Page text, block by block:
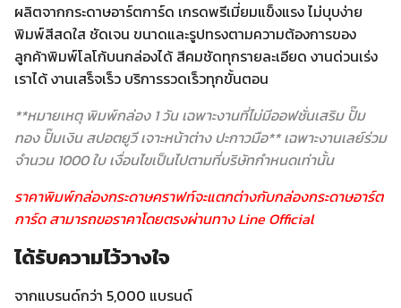
ผลิตจากกระดาษอาร์ตการ์ด เกรดพรีเมี่ยมแข็งแรง ไม่บุบง่าย
พิมพ์สีสดใส ชัดเจน ขนาดและรูปทรงตามความต้องการของ
ลูกค้าพิมพ์โลโก้บนกล่องได้ สีคมชัดทุกรายละเอียด งานด่วนเร่ง
เราได้ งานเสร็จเร็ว บริการรวดเร็วทุกขั้นตอน
**หมายเหตุ พิมพ์กล่อง1วัน เฉพาะงานที่ไม่มีออฟชั่นเสริม ปั๊ม
ทอง ปั๊มเงิน สปอตยูวี เจาะหน้าต่าง ปะกาวมือ**เฉพาะงานเลย์ร่วม
จำนวน1000ใบ เงื่อนไขเป็นไปตามที่บริษัทกำหนดเท่านั้น
ราคาพิมพ์กล่องกระดาษคราฟท์จะแตกต่างกับกล่องกระดาษอาร์ต
การ์ด สามารถขอราคาโดยตรงผ่านทาง Line Official
ได้รับความไว้วางใจ
จากแบรนด์กว่า 5,000 แบรนด์